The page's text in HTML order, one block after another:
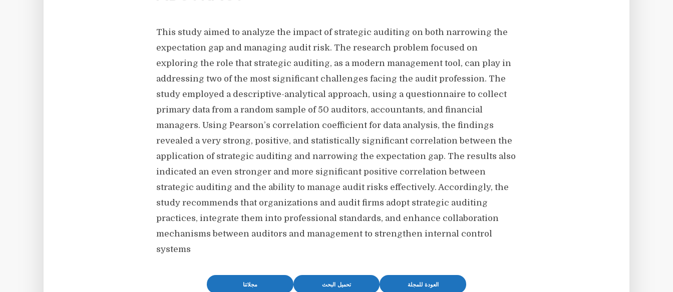
This study aimed to analyze the impact of strategic auditing on both narrowing the
expectation gap and managing audit risk. The research problem focused on
exploring the role that strategic auditing, as a modern management tool, can play in
addressing two of the most significant challenges facing the audit profession. The
study employed a descriptive-analytical approach, using a questionnaire to collect
primary data from a random sample of 50 auditors, accountants, and financial
managers. Using Pearson’s correlation coefficient for data analysis, the findings
revealed a very strong, positive, and statistically significant correlation between the
application of strategic auditing and narrowing the expectation gap. The results also
indicated an even stronger and more significant positive correlation between
strategic auditing and the ability to manage audit risks effectively. Accordingly, the
study recommends that organizations and audit firms adopt strategic auditing
practices, integrate them into professional standards, and enhance collaboration
mechanisms between auditors and management to strengthen internal control
systems
العودة للمجلة تحميل البحث مجلاتنا